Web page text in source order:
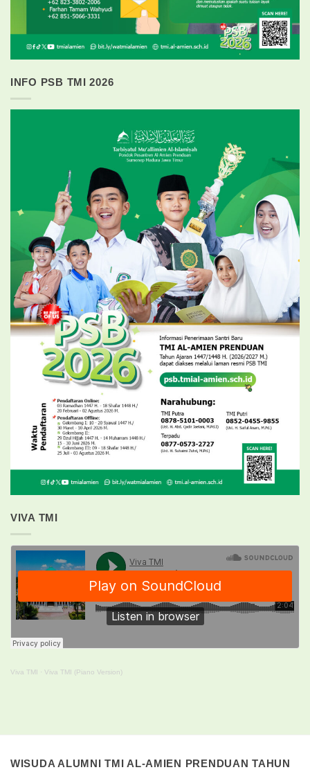
INFO PSB TMI 2026
VIVA TMI
Viva TMI · Viva TMI (Piano Version)
WISUDA ALUMNI TMI AL-AMIEN PRENDUAN TAHUN